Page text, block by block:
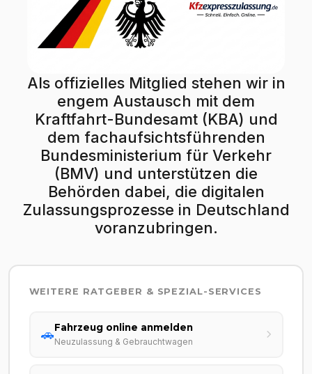
Als offizielles Mitglied stehen wir in
engem Austausch mit dem
Kraftfahrt-Bundesamt (KBA) und
dem fachaufsichtsführenden
Bundesministerium für Verkehr
(BMV) und unterstützen die
Behörden dabei, die digitalen
Zulassungsprozesse in Deutschland
voranzubringen.
WEITERE RATGEBER & SPEZIAL-SERVICES
🚗Fahrzeug online anmelden
Neuzulassung & Gebrauchtwagen